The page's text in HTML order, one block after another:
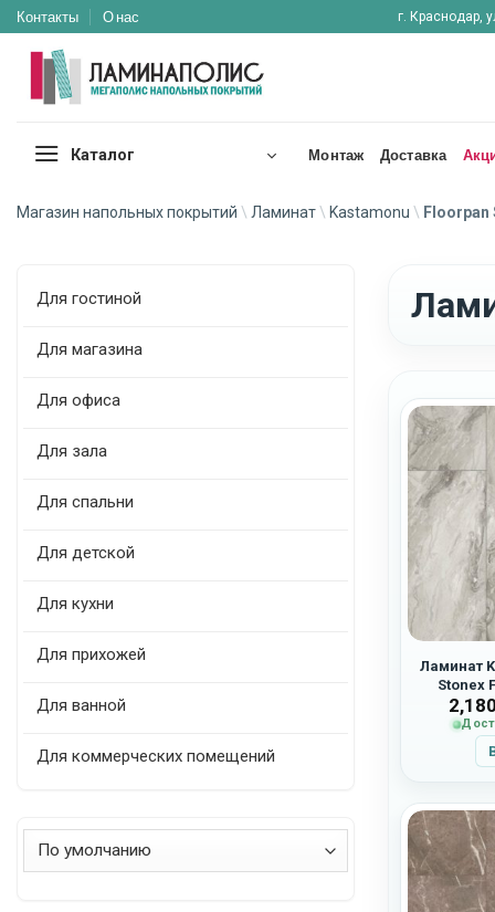
Skip
to
content
Контакты О нас г. Краснодар,
Каталог Монтаж Доставка
Магазин напольных покрытий \ Ламинат\ Kastamonu \ Floorpan
Для гостиной
Для магазина
Для офиса
Для зала
Для спальни
Для детской
Для кухни
Для прихожей
Для ванной
Для коммерческих помещений
Сортировка товаров
Ламинат
Stonex